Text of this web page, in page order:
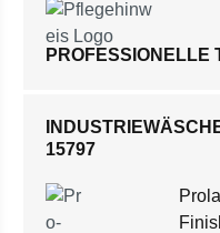
PROFESSIONELLE
15797